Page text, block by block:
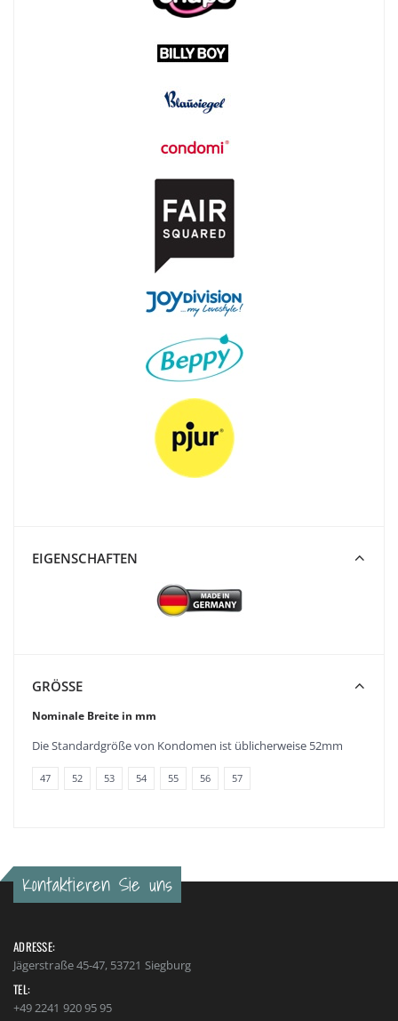
EIGENSCHAFTEN
GRÖSSE
Nominale Breite in mm
Die Standardgröße von Kondomen ist üblicherweise 52mm
47 52 53 54 55 56 57
Kontaktieren Sie uns
ADRESSE:
Jägerstraße 45-47, 53721 Siegburg
TEL:
+49 2241 920 95 95